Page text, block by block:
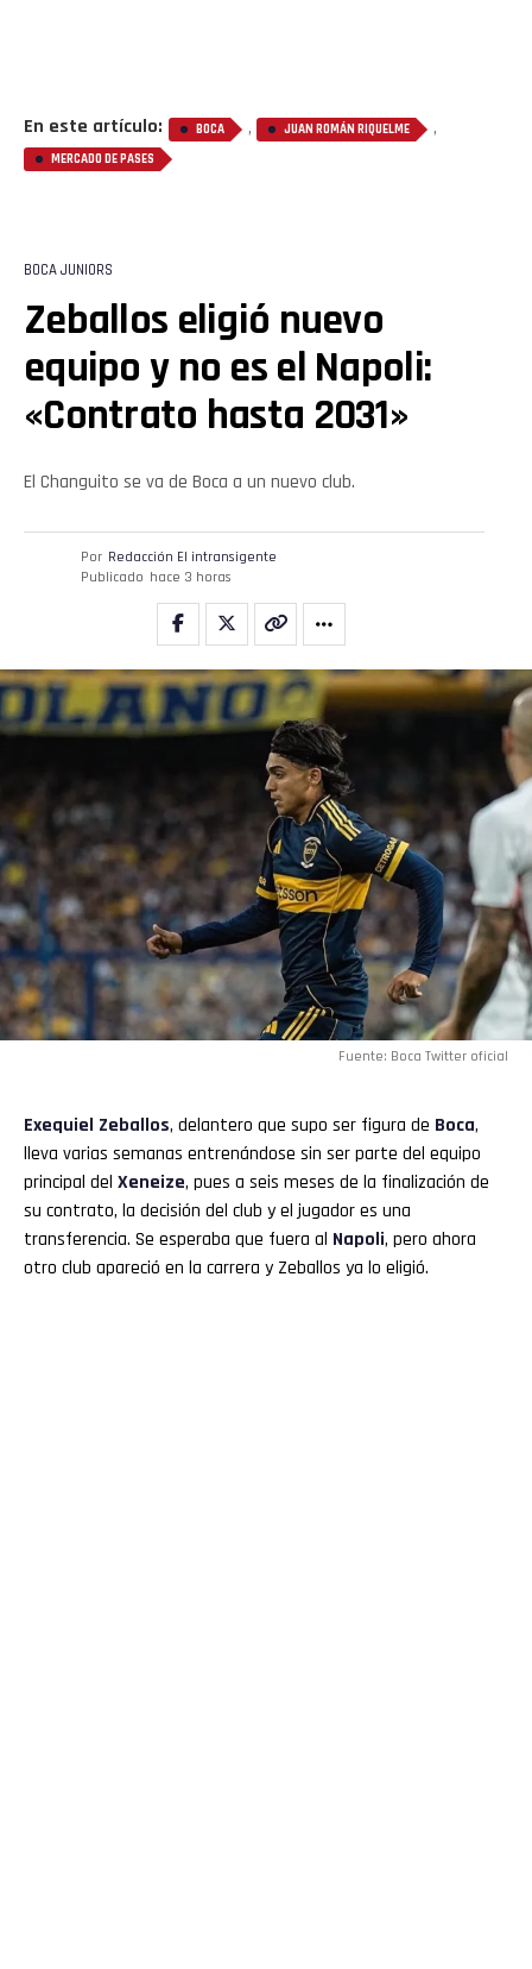
En este artículo: BOCA , JUAN ROMÁN RIQUELME ,
MERCADO DE PASES
BOCA JUNIORS
Zeballos eligió nuevo
equipo y no es el Napoli:
«Contrato hasta 2031»
El Changuito se va de Boca a un nuevo club.
Por Redacción El intransigente
Publicado hace 3 horas
Fuente: Boca Twitter oficial
Exequiel Zeballos, delantero que supo ser figura de Boca,
lleva varias semanas entrenándose sin ser parte del equipo
principal del Xeneize, pues a seis meses de la finalización de
su contrato, la decisión del club y el jugador es una
transferencia. Se esperaba que fuera al Napoli, pero ahora
otro club apareció en la carrera y Zeballos ya lo eligió.